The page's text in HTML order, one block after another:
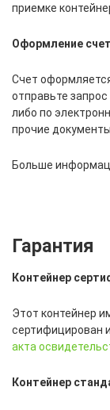
приемке
Оформление
Счет
отправьте
либо по
прочие
Больше
Гарантия
Контейнер
Этот контейнер
сертифицирован
акта
Контейнер